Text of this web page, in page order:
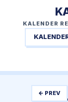
KALENDER
← PREV